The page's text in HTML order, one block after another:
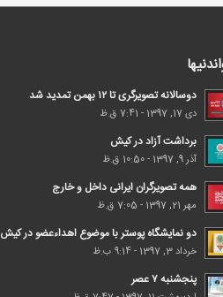
دوسالانه تصویرگری تا ۱۲ بهمن تمدید شد
دی 17, 1397 - 7:41 ق.ظ
برداشت آزاد در کیش
آذر 9, 1397 - 10:50 ق.ظ
همه تصویرگران ایرانی داخل و خارج
مهر 21, 1397 - 7:05 ق.ظ
دو نمایشگاه پوستر با موضوع اهداء‌عضو در کیش
خرداد 3, 1397 - 9:14 ب.ظ
پنجشنبه ۷ عصر